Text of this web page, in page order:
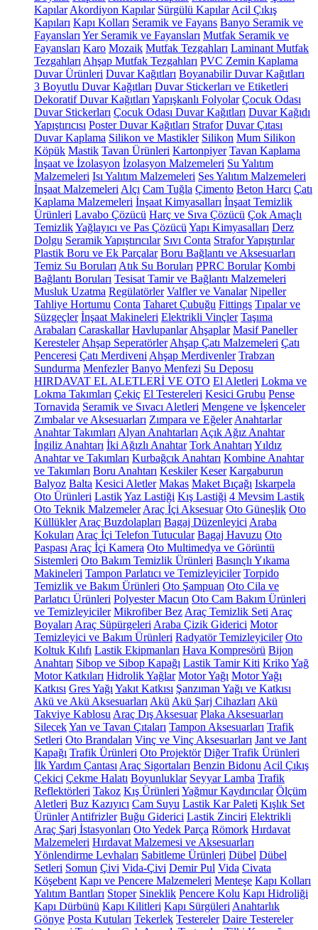
Kapılar Akordiyon Kapılar Sürgülü Kapılar Acil Çıkış
Kapıları Kapı Kolları Seramik ve Fayans Banyo Seramik ve
Fayansları Yer Seramik ve Fayansları Mutfak Seramik ve
Fayansları Karo Mozaik Mutfak Tezgahları Laminant Mutfak
Tezgahları Ahşap Mutfak Tezgahları PVC Zemin Kaplama
Duvar Ürünleri Duvar Kağıtları Boyanabilir Duvar Kağıtları
3 Boyutlu Duvar Kağıtları Duvar Stickerları ve Etiketleri
Dekoratif Duvar Kağıtları Yapışkanlı Folyolar Çocuk Odası
Duvar Stickerları Çocuk Odası Duvar Kağıtları Duvar Kağıdı
Yapıştırıcısı Poster Duvar Kağıtları Strafor Duvar Çıtası
Duvar Kaplama Silikon ve Mastikler Silikon Mum Silikon
Köpük Mastik Tavan Ürünleri Kartonpiyer Tavan Kaplama
İnşaat ve İzolasyon İzolasyon Malzemeleri Su Yalıtım
Malzemeleri Isı Yalıtım Malzemeleri Ses Yalıtım Malzemeleri
İnşaat Malzemeleri Alçı Cam Tuğla Çimento Beton Harcı Çatı
Kaplama Malzemeleri İnşaat Kimyasalları İnşaat Temizlik
Ürünleri Lavabo Çözücü Harç ve Sıva Çözücü Çok Amaçlı
TemizlikYağlayıcı ve Pas Çözücü Yapı Kimyasalları Derz
Dolgu Seramik Yapıştırıcılar Sıvı Conta Strafor Yapıştırılar
Plastik Boru ve Ek Parçalar Boru Bağlantı ve Aksesuarları
Temiz Su Boruları Atık Su Boruları PPRC Borular Kombi
Bağlantı Boruları Tesisat Tamir ve Bağlantı Malzemeleri
Musluk Uzatma Regülatörler Valfler ve Vanalar Nipeller
Tahliye Hortumu Conta Taharet Çubuğu Fittings Tıpalar ve
Süzgeçler İnşaat Makineleri Elektrikli Vinçler Taşıma
Arabaları Caraskallar Havlupanlar Ahşaplar Masif Paneller
Keresteler Ahşap Seperatörler Ahşap Çatı Malzemeleri Çatı
Penceresi Çatı Merdiveni Ahşap Merdivenler Trabzan
Sundurma Menfezler Banyo Menfezi Su Deposu
HIRDAVAT EL ALETLERİ VE OTO El Aletleri Lokma ve
Lokma Takımları Çekiç El Testereleri Kesici Grubu Pense
Tornavida Seramik ve Sıvacı Aletleri Mengene ve İşkenceler
Zımbalar ve Aksesuarları Zımpara ve Eğeler Anahtarlar
Anahtar Takımları Alyan Anahtarları Açık Ağız Anahtar
İngiliz Anahtarı İki Ağızlı Anahtar Tork Anahtarı Yıldız
Anahtar ve Takımları Kurbağcık Anahtarı Kombine Anahtar
ve Takımları Boru Anahtarı Keskiler Keser Kargaburun
Balyoz Balta Kesici Aletler Makas Maket Bıçağı Iskarpela
Oto Ürünleri LastikYaz Lastiği Kış Lastiği 4 Mevsim Lastik
Oto Teknik Malzemeler Araç İçi Aksesuar Oto Güneşlik Oto
Küllükler Araç Buzdolapları Bagaj Düzenleyici Araba
Kokuları Araç İçi Telefon Tutucular Bagaj Havuzu Oto
Paspası Araç İçi Kamera Oto Multimedya ve Görüntü
Sistemleri Oto Bakım Temizlik Ürünleri Basınçlı Yıkama
Makineleri Tampon Parlatıcı ve Temizleyiciler Torpido
Temizlik ve Bakım Ürünleri Oto Şampuan Oto Cila ve
Parlatıcı Ürünleri Polyester Macun Oto Cam Bakım Ürünleri
ve Temizleyiciler Mikrofiber Bez Araç Temizlik Seti Araç
Boyaları Araç Süpürgeleri Araba Çizik Giderici Motor
Temizleyici ve Bakım Ürünleri Radyatör Temizleyiciler Oto
Koltuk Kılıfı Lastik Ekipmanları Hava Kompresörü Bijon
Anahtarı Sibop ve Sibop Kapağı Lastik Tamir Kiti KrikoYağ
Motor Katkıları Hidrolik Yağlar Motor Yağı Motor Yağı
Katkısı Gres Yağı Yakıt Katkısı Şanzıman Yağı ve Katkısı
Akü ve Akü Aksesuarları Akü Akü Şarj Cihazları Akü
Takviye Kablosu Araç Dış Aksesuar Plaka Aksesuarları
SilecekYan ve Tavan Çıtaları Tampon Aksesuarları Trafik
Setleri Oto Brandaları Vinç ve Vinç Aksesuarları Jant ve Jant
Kapağı Trafik Ürünleri Oto Projektör Diğer Trafik Ürünleri
İlk Yardım Çantası Araç Sigortaları Benzin Bidonu Acil Çıkış
Çekici Çekme Halatı Boyunluklar Seyyar Lamba Trafik
Reflektörleri Takoz Kış Ürünleri Yağmur Kaydırıcılar Ölçüm
Aletleri Buz Kazıyıcı Cam Suyu Lastik Kar Paleti Kışlık Set
Ürünler Antifrizler Buğu Giderici Lastik Zinciri Elektrikli
Araç Şarj İstasyonları Oto Yedek Parça Römork Hırdavat
Malzemeleri Hırdavat Malzemesi ve Aksesuarları
Yönlendirme Levhaları Sabitleme Ürünleri Dübel Dübel
Setleri Somun Çivi Vida-Çivi Demir Pul Vida Civata
Köşebent Kapı ve Pencere Malzemeleri Menteşe Kapı Kolları
Yalıtım Bantları Stoper Sineklik Pencere Kolu Kapı Hidroliği
Kapı Dürbünü Kapı Kilitleri Kapı Sürgüleri Anahtarlık
Gönye Posta Kutuları Tekerlek Testereler Daire Testereler